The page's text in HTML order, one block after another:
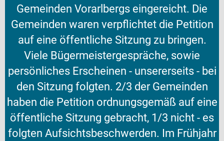
Gemeinden Vorarlbergs eingereicht. Die
Gemeinden waren verpflichtet die Petition
auf eine öffentliche Sitzung zu bringen.
Viele Bügermeistergespräche, sowie
persönliches Erscheinen - unsererseits - bei
den Sitzung folgten. 2/3 der Gemeinden
haben die Petition ordnungsgemäß auf eine
öffentliche Sitzung gebracht, 1/3 nicht - es
folgten Aufsichtsbeschwerden. Im Frühjahr